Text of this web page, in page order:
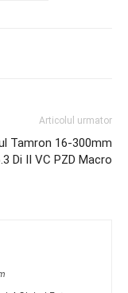
Articolul urmator
Tamron 16-300mm
Di II VC PZD Macro